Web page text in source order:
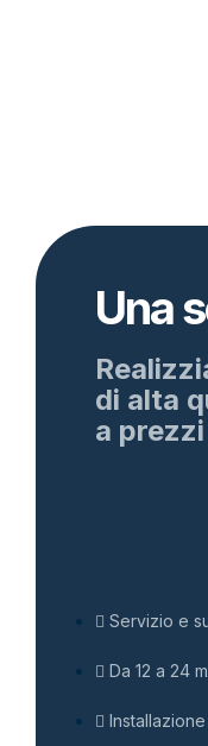
Una
di alta
a
Servizio e
Da 12 a 24